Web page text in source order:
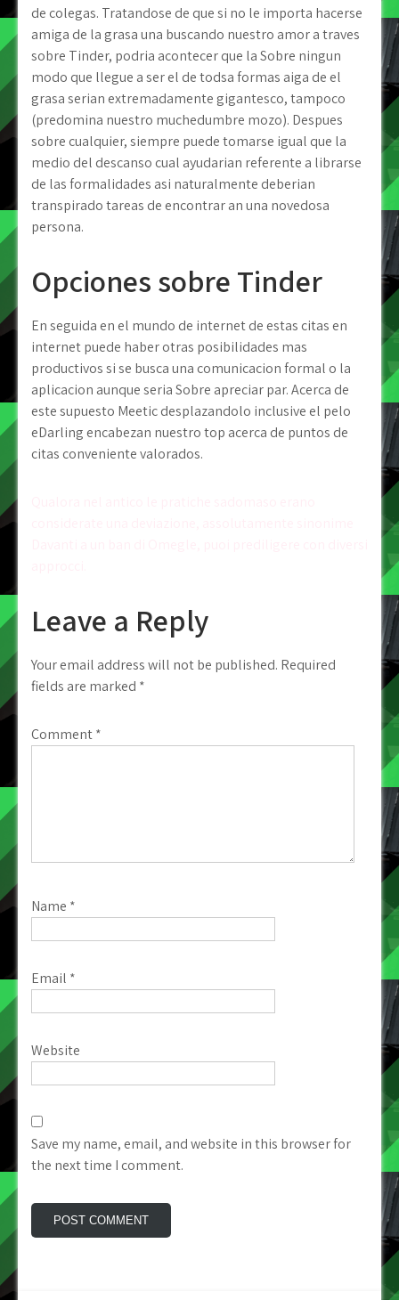
de colegas. Tratandose de que si no le importa hacerse
amiga de la grasa una buscando nuestro amor a traves
sobre Tinder, podria acontecer que la Sobre ningun
modo que llegue a ser el de todsa formas aiga de el
grasa seri­an extremadamente gigantesco, tampoco
(predomina nuestro muchedumbre mozo). Despues
sobre cualquier, siempre puede tomarse igual que la
medio del descanso cual ayudarian referente a librarse
de las formalidades asi­ naturalmente deberian
transpirado tareas de encontrar an una novedosa
persona.
Opciones sobre Tinder
En seguida en el mundo de internet de estas citas en
internet puede haber otras posibilidades mas
productivos si se busca una comunicacion formal o la
aplicacion aunque seria Sobre apreciar par. Acerca de
este supuesto Meetic desplazandolo inclusive el pelo
eDarling encabezan nuestro top acerca de puntos de
citas conveniente valorados.
Leave a Reply
Your email address will not be published. Required
fields are marked *
Comment*
Name *
Email *
Website
Save my name, email, and website in this browser for
the next time I comment.